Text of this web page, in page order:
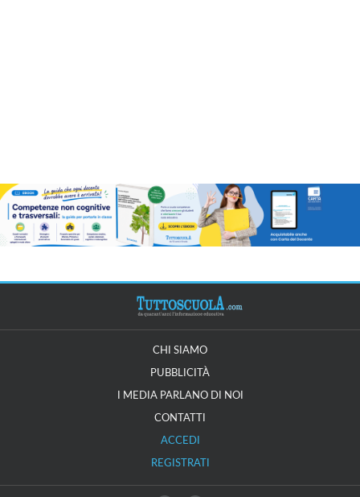
CHI SIAMO
PUBBLICITÀ
I MEDIA PARLANO DI NOI
CONTATTI
ACCEDI
REGISTRATI